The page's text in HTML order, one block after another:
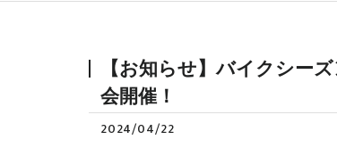
【お知らせ】バイクシー
会開催！
2024/04/22